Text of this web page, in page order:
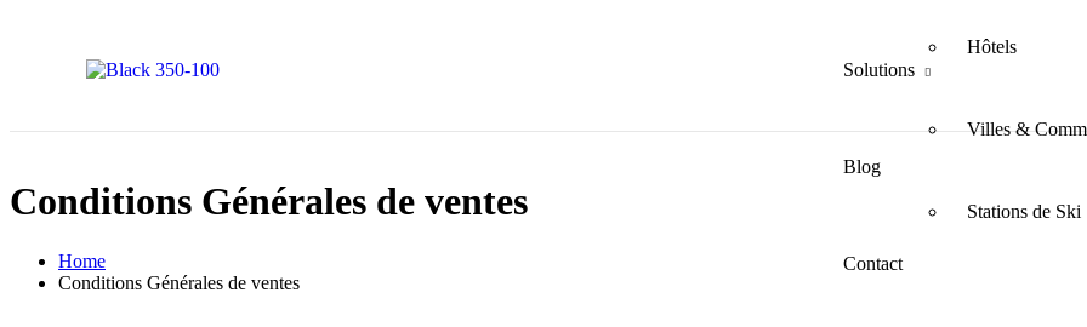
Solutions
Hôtels
Villes &
Stations de Ski
Blog
Contact
Conditions Générales de ventes
Home
Conditions Générales de ventes